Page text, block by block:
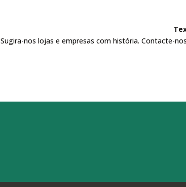
Sugira-nos lojas e empresas com história. Contacte-